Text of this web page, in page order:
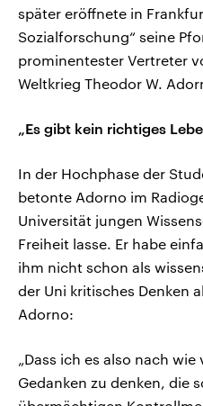
später eröffnete in
Sozialforschung“ seine
prominentester Vertreter
Weltkrieg Theodor W.
„Es gibt kein richtiges
In der Hochphase der
betonte Adorno im
Universität jungen
Freiheit lasse. Er habe
ihm nicht schon als
der Uni kritisches Denken
Adorno:
„Dass ich es also nach
Gedanken zu denken, die